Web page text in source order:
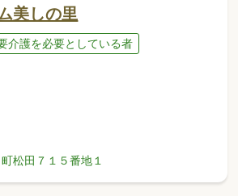
美しの里
介護を必要としている者
松田７１５番地１